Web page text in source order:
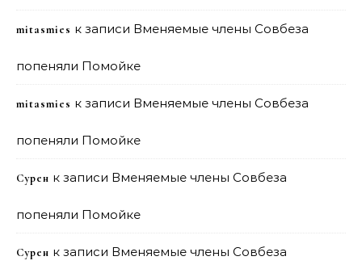
mitasmies к записи Вменяемые члены Совбеза
попеняли Помойке
mitasmies к записи Вменяемые члены Совбеза
попеняли Помойке
Сурен к записи Вменяемые члены Совбеза
попеняли Помойке
Сурен к записи Вменяемые члены Совбеза